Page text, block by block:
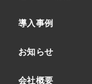
導入事例
お知らせ
会社概要